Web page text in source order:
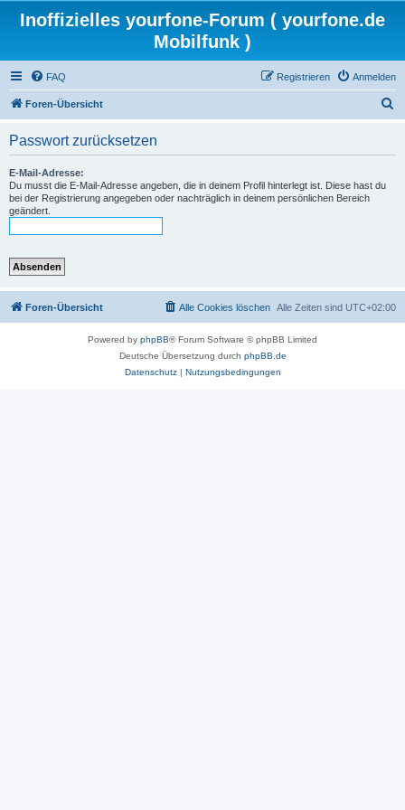
Inoffizielles yourfone-Forum ( yourfone.de
Mobilfunk )
FAQ Anmelden
Registrieren
Foren-Übersicht
Passwort zurücksetzen
E-Mail-Adresse:
Du musst die E-Mail-Adresse angeben, die in deinem Profil hinterlegt ist. Diese hast du
bei der Registrierung angegeben oder nachträglich in deinem persönlichen Bereich
geändert.
Foren-Übersicht Alle Zeiten sind UTC+02:00
Alle Cookies löschen
Powered by phpBB® Forum Software © phpBB Limited
Deutsche Übersetzung durch phpBB.de
Datenschutz| Nutzungsbedingungen